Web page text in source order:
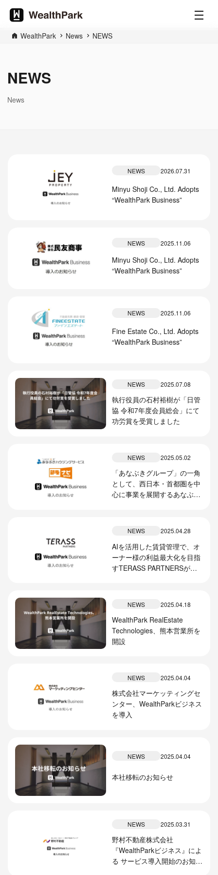
WealthPark News NEWS
NEWS
News
NEWS 2026.07.31
Minyu Shoji Co., Ltd. Adopts
“WealthPark Business”
NEWS 2025.11.06
Minyu Shoji Co., Ltd. Adopts
“WealthPark Business”
NEWS 2025.11.06
Fine Estate Co., Ltd. Adopts
“WealthPark Business”
NEWS 2025.07.08
執行役員の石村裕樹が「日管
協 令和7年度会員総会」にて
功労賞を受賞しました
NEWS 2025.05.02
「あなぶきグループ」の一角
として、西日本・首都圏を中
心に事業を展開するあなぶき
NEWS 2025.04.28
AIを活用した賃貸管理で、オ
ーナー様の利益最大化を目指
すTERASS PARTNERSが
NEWS 2025.04.18
WealthPark RealEstate
Technologies、熊本営業所を
開設
NEWS 2025.04.04
株式会社マーケッティングセ
ンター、WealthParkビジネス
を導入
NEWS 2025.04.04
本社移転のお知らせ
NEWS 2025.03.31
野村不動産株式会社
『WealthParkビジネス』によ
る サービス導入開始のお知ら